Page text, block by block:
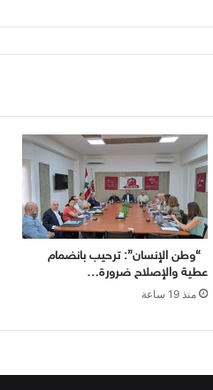
“وطن الإنسان”: ترحيب بانضمام
عطية والإصلاح ضرورة…
منذ 19 ساعة